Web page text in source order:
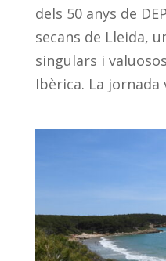
dels 50 anys de
secans de Lleida,
singulars i
Ibèrica. La